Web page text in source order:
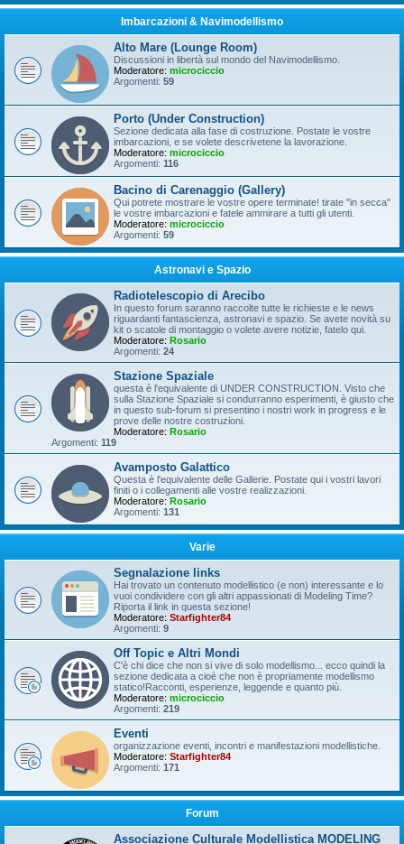
Imbarcazioni & Navimodellismo
Alto Mare (Lounge Room)
Discussioni in libertà sul mondo del Navimodellismo.
Moderatore: microciccio
Argomenti: 59
Porto (Under Construction)
Sezione dedicata alla fase di costruzione. Postate le vostre
imbarcazioni, e se volete descrivetene la lavorazione.
Moderatore: microciccio
Argomenti: 116
Bacino di Carenaggio (Gallery)
Qui potrete mostrare le vostre opere terminate! tirate "in secca"
le vostre imbarcazioni e fatele ammirare a tutti gli utenti.
Moderatore: microciccio
Argomenti: 59
Astronavi e Spazio
Radiotelescopio di Arecibo
In questo forum saranno raccolte tutte le richieste e le news
riguardanti fantascienza, astronavi e spazio. Se avete novità su
kit o scatole di montaggio o volete avere notizie, fatelo qui.
Moderatore: Rosario
Argomenti: 24
Stazione Spaziale
questa è l'equivalente di UNDER CONSTRUCTION. Visto che
sulla Stazione Spaziale si condurranno esperimenti, è giusto che
in questo sub-forum si presentino i nostri work in progress e le
prove delle nostre costruzioni.
Moderatore: Rosario
Argomenti: 119
Avamposto Galattico
Questa è l'equivalente delle Gallerie. Postate qui i vostri lavori
finiti o i collegamenti alle vostre realizzazioni.
Moderatore: Rosario
Argomenti: 131
Varie
Segnalazione links
Hai trovato un contenuto modellistico (e non) interessante e lo
vuoi condividere con gli altri appassionati di Modeling Time?
Riporta il link in questa sezione!
Moderatore: Starfighter84
Argomenti: 9
Off Topic e Altri Mondi
C'è chi dice che non si vive di solo modellismo... ecco quindi la
sezione dedicata a cioè che non è propriamente modellismo
statico!Racconti, esperienze, leggende e quanto più.
Moderatore: microciccio
Argomenti: 219
Eventi
organizzazione eventi, incontri e manifestazioni modellistiche.
Moderatore: Starfighter84
Argomenti: 171
Forum
Associazione Culturale Modellistica MODELING